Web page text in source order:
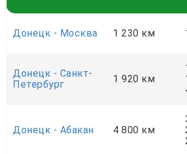
Донецк - Москва 1 230 км
Донецк - Санкт-
Петербург
1 920 км
Донецк - Абакан 4 800 км